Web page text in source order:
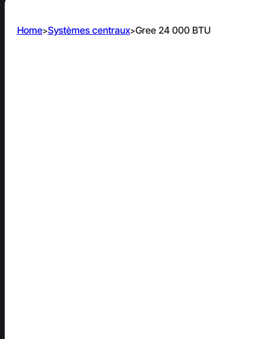
Home>Systèmes centraux>Gree 24 000 BTU